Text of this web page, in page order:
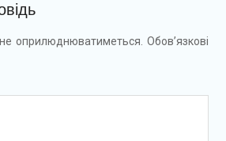
оприлюднюватиметься. Обов’язкові